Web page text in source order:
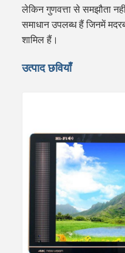
लेकिन गुणवत्ता से समझौता
समाधान उपलब्ध हैं जिनमें
शामिल हैं।
उत्पाद छवियाँ